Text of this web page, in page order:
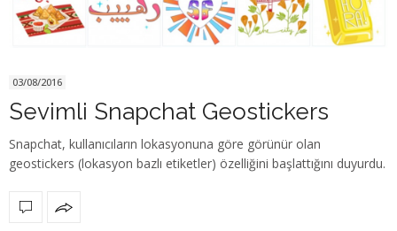
03/08/2016
Sevimli Snapchat Geostickers
Snapchat, kullanıcıların lokasyonuna göre görünür olan
geostickers (lokasyon bazlı etiketler) özelliğini başlattığını duyurdu.